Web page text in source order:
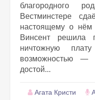
благородного
Вестминстере
настоящему о нём
Винсент решила
ничтожную
возможностью —
достой...
Агата Кристи